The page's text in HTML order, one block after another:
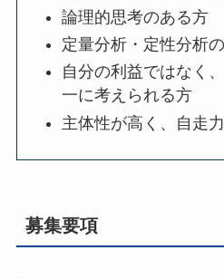
論理的思考のある方
定量分析・定性分析
自分の利益ではなく
一に考えられる方
主体性が高く、自走
募集要項